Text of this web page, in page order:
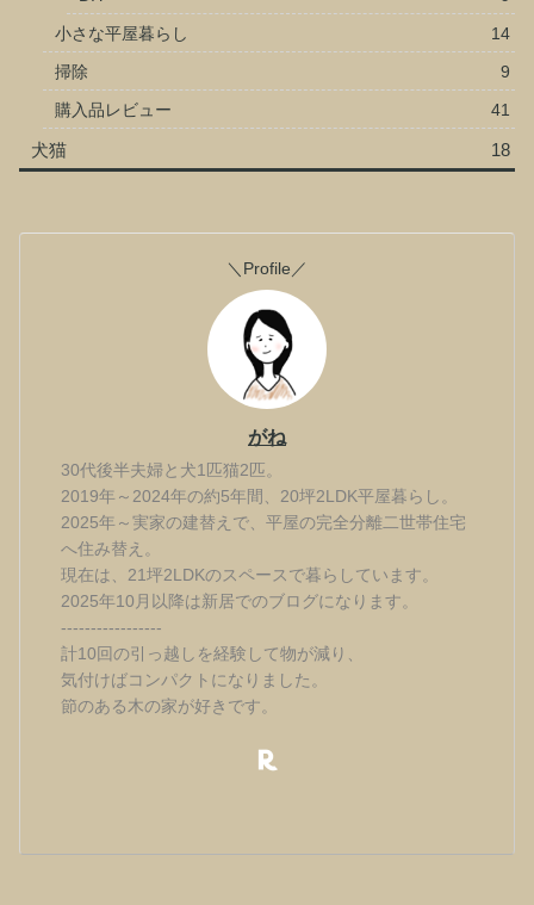
小さな平屋暮らし
14
掃除
9
購入品レビュー
41
犬猫 18
＼Profile／
がね
30代後半夫婦と犬1匹猫2匹。
2019年～2024年の約5年間、20坪2LDK平屋暮らし。
2025年～実家の建替えで、平屋の完全分離二世帯住宅
へ住み替え。
現在は、21坪2LDKのスペースで暮らしています。
2025年10月以降は新居でのブログになります。
-----------------
計10回の引っ越しを経験して物が減り、
気付けばコンパクトになりました。
節のある木の家が好きです。